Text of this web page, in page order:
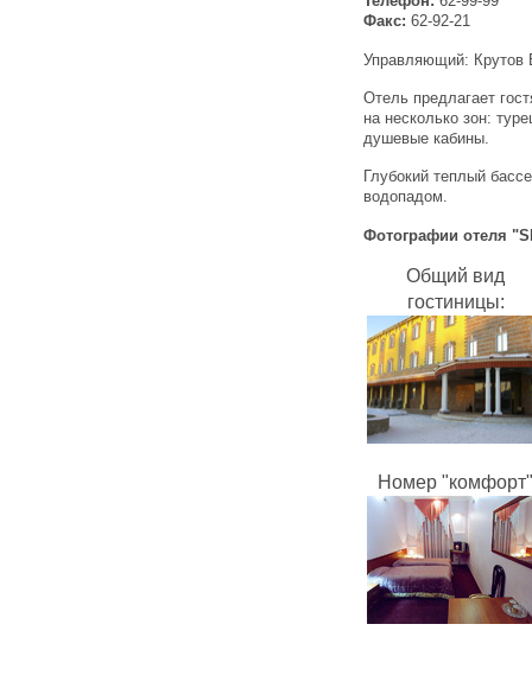
Факс: 62-92-21
Управляющий: Крутов
Отель предлагает
на несколько зон:
душевые кабины.
Глубокий теплый
водопадом.
Фотографии отеля
Общий вид
гостиницы:
Номер "комфорт"